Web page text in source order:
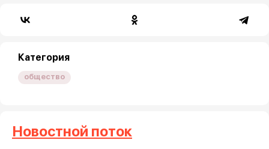
Категория
общество
Новостной поток